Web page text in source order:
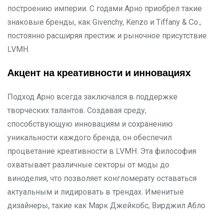
построению империи. С годами Арно приобрел такие
знаковые бренды, как Givenchy, Kenzo и Tiffany & Co.,
постоянно расширяя престиж и рыночное присутствие
LVMH.
Акцент на креативности и инновациях
Подход Арно всегда заключался в поддержке
творческих талантов. Создавая среду,
способствующую инновациям и сохранению
уникальности каждого бренда, он обеспечил
процветание креативности в LVMH. Эта философия
охватывает различные секторы от моды до
виноделия, что позволяет конгломерату оставаться
актуальным и лидировать в трендах. Именитые
дизайнеры, такие как Марк Джейкобс, Вирджил Абло